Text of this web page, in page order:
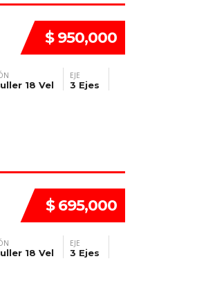
$ 950,000
18 Vel
EJE
3 Ejes
$ 695,000
18 Vel
EJE
3 Ejes